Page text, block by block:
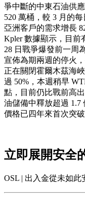
爭中斷的中東石油供
520 萬桶，較 3 月的
亞洲客戶的需求增長
Kpler 數據顯示，目前
28 日戰爭爆發前一周
宣佈為期兩週的停火
正在關閉霍爾木茲海
過 50%，本週稍早
點，目前仍比戰前高
油儲備中釋放超過 1.7
價格已四年來首次突破
立即展開安全
OSL | 出入金從未如此